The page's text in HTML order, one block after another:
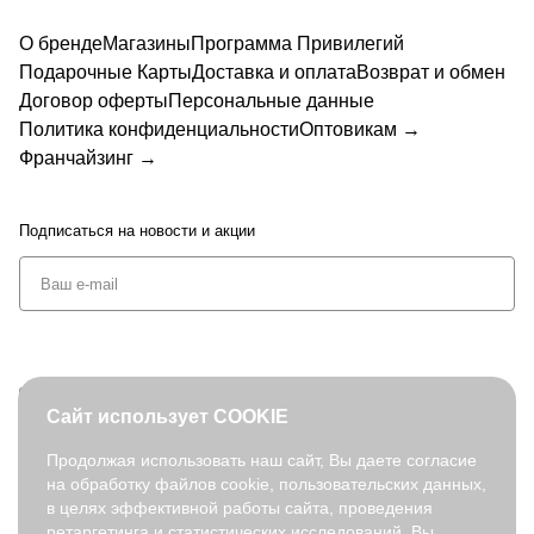
О брендеМагазиныПрограмма Привилегий
Подарочные КартыДоставка и оплатаВозврат и обмен
Договор офертыПерсональные данные
Политика конфиденциальностиОптовикам →
Франчайзинг →
Подписаться на новости и акции
© 2026. fabretti.ru. Все права защищены
На информационном ресурсе применяются
рекомендательные
Сайт использует COOKIE
Продолжая использовать наш сайт, Вы даете согласие
на обработку файлов cookie, пользовательских данных,
в целях эффективной работы сайта, проведения